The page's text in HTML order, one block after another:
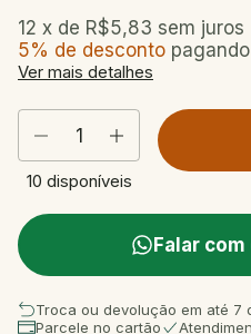
12 x de R$5,83 sem juros
5% de desconto
Ver mais detalhes
10 disponíveis
Falar
Troca ou devolução em até 7
Parcele no cartão